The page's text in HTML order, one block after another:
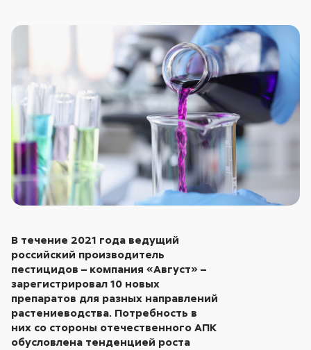
В течение 2021 года ведущий
российский производитель
пестицидов – компания «Август» –
зарегистрировал 10 новых
препаратов для разных направлений
растениеводства. Потребность в
них со стороны отечественного АПК
обусловлена тенденцией роста